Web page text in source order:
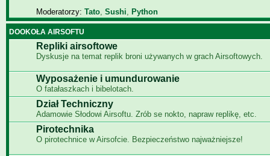
Moderatorzy: Tato, Sushi, Python
DOOKOŁA AIRSOFTU
Repliki airsoftowe
Dyskusje na temat replik broni używanych w grach Airsoftowych.
Wyposażenie i umundurowanie
O fatałaszkach i bibelotach.
Dział Techniczny
Adamowie Słodowi Airsoftu. Zrób se nokto, napraw replikę, etc.
Pirotechnika
O pirotechnice w Airsofcie. Bezpieczeństwo najważniejsze!